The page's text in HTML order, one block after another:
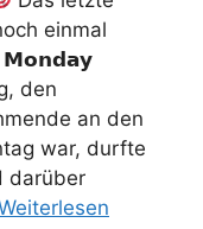
einmal
𝗠𝗼𝗻𝗱𝗮𝘆
den
an den
war, durfte
darüber